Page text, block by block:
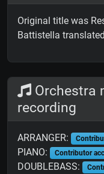
Original title was
Battistella
Orchestra
recording
ARRANGER:
PIANO: Contributor
DOUBLEBASS: